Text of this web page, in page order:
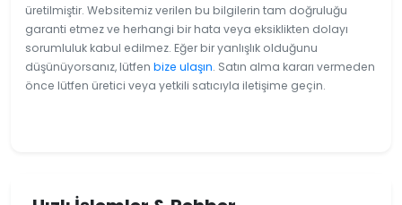
üretilmiştir. Websitemiz verilen bu bilgilerin tam doğruluğu
garanti etmez ve herhangi bir hata veya eksiklikten dolayı
sorumluluk kabul edilmez. Eğer bir yanlışlık olduğunu
düşünüyorsanız, lütfen bize ulaşın. Satın alma kararı vermeden
önce lütfen üretici veya yetkili satıcıyla iletişime geçin.